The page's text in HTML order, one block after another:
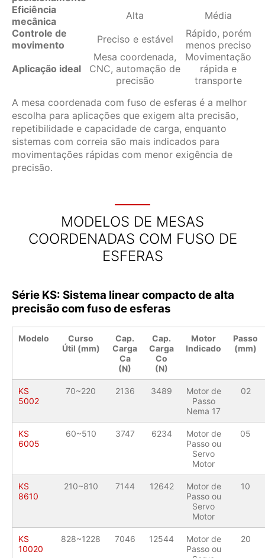
Eficiência
mecânica
Alta
Média
Controle de
movimento
Preciso e estável
Rápido, porém
menos preciso
Aplicação ideal
Mesa coordenada,
CNC, automação de
precisão
Movimentação
rápida e
transporte
A mesa coordenada com fuso de esferas é a melhor
escolha para aplicações que exigem alta precisão,
repetibilidade e capacidade de carga, enquanto
sistemas com correia são mais indicados para
movimentações rápidas com menor exigência de
precisão.
MODELOS DE MESAS
COORDENADAS COM FUSO DE
ESFERAS
Série KS: Sistema linear compacto de alta
precisão com fuso de esferas
Modelo
Curso
Útil (mm)
Cap.
Carga
Ca
(N)
Cap.
Carga
Co
(N)
Motor
Indicado
Passo
(mm)
KS
5002
70~220 2136 3489
Motor de
Passo
Nema 17
02
KS
6005
60~510 3747 6234
Motor de
Passo ou
Servo
Motor
05
KS
8610
210~810 7144 12642
Motor de
Passo ou
Servo
Motor
10
KS
10020
828~1228 7046 12544
Motor de
Passo ou
20